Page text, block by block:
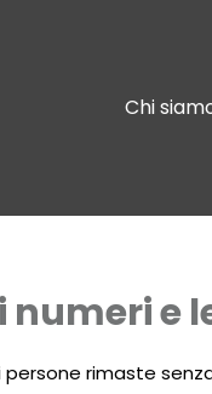
Chi
e
rimaste